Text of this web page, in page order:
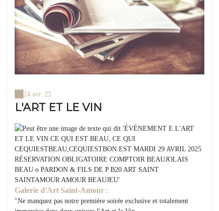
24 avr. 25
L'ART ET LE VIN
Galerie d'Art Saint-Amour :
"Ne manquez pas notre première soirée exclusive et totalement